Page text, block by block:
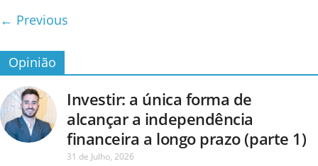
← Previous
Opinião
Investir: a única forma de
alcançar a independência
financeira a longo prazo (parte 1)
31 de Julho, 2026